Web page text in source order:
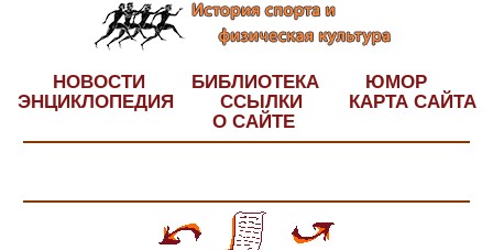
НОВОСТИ БИБЛИОТЕКА
ЮМОР
ЭНЦИКЛОПЕДИЯ
ССЫЛКИ
КАРТА САЙТА
О САЙТЕ